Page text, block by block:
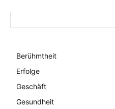
Berühmtheit
Erfolge
Geschäft
Gesundheit